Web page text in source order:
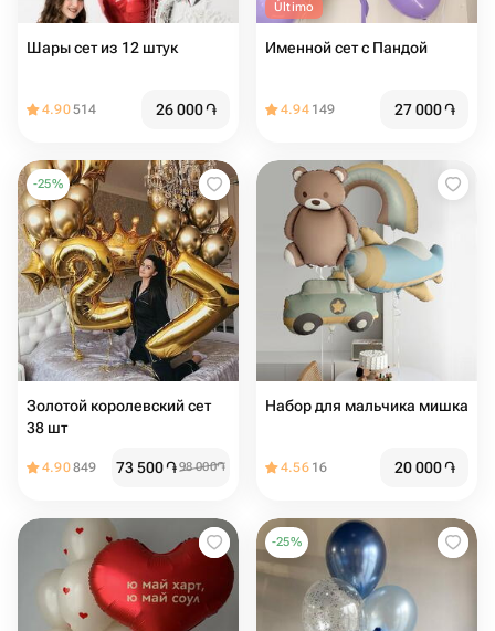
Шары сет из 12 штук
4.90514 26 000֏
Último
Именной сет с Пандой
4.94 149 27 000֏
-25%
Золотой королевский сет
38 шт
4.90849 73 500֏98 000֏
Набор для мальчика мишка
4.56 16 20 000֏
-25%